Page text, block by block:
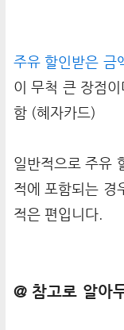
주유 할인받은 금
이 무척 큰 장점
함 (혜자카드)
일반적으로 주유
적에 포함되는 경
적은 편입니다.
@ 참고로 알아